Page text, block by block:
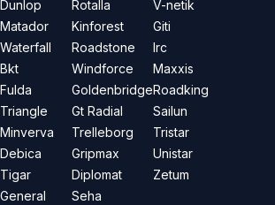
Dunlop
Matador
Waterfall
Bkt
Fulda
Triangle
Minverva
Debica
Tigar
General
Rotalla
Kinforest
Roadstone
Windforce
Goldenbridge
Gt Radial
Trelleborg
Gripmax
Diplomat
Seha
V-netik
Giti
Irc
Maxxis
Roadking
Sailun
Tristar
Unistar
Zetum